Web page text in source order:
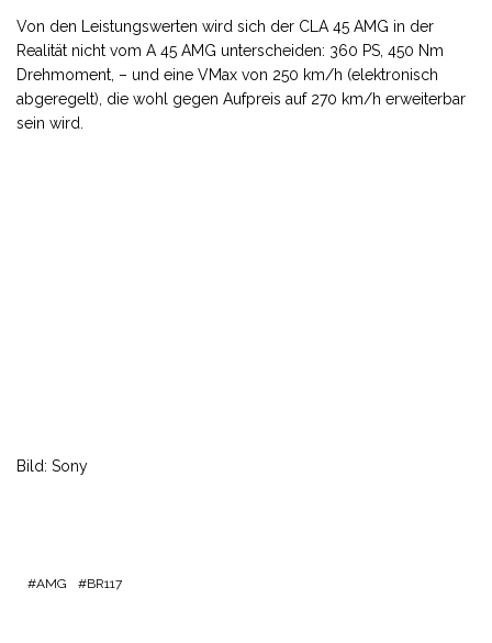
Von den Leistungswerten wird sich der CLA 45 AMG in der
Realität nicht vom A 45 AMG unterscheiden: 360 PS, 450 Nm
Drehmoment, – und eine VMax von 250 km/h (elektronisch
abgeregelt), die wohl gegen Aufpreis auf 270 km/h erweiterbar
sein wird.
Bild: Sony
AMG BR117